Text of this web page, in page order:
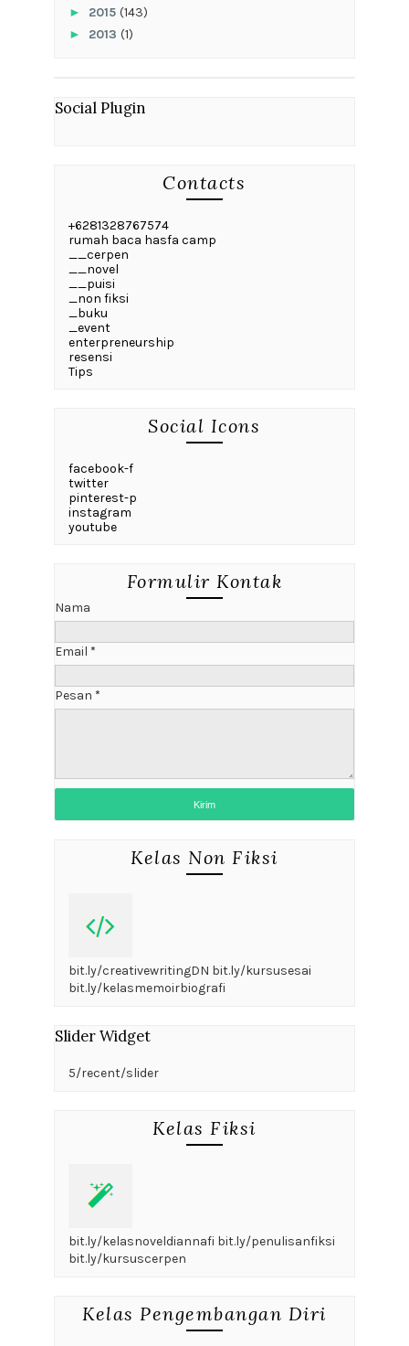
► 2015 (143)
► 2013 (1)
Social Plugin
Contacts
+6281328767574
rumah baca hasfa camp
__cerpen
__novel
__puisi
_non fiksi
_buku
_event
enterpreneurship
resensi
Tips
Social Icons
facebook-f
twitter
pinterest-p
instagram
youtube
Formulir Kontak
Nama
Email *
Pesan *
Kelas Non Fiksi
bit.ly/creativewritingDN bit.ly/kursusesai
bit.ly/kelasmemoirbiografi
Slider Widget
5/recent/slider
Kelas Fiksi
bit.ly/kelasnoveldiannafi bit.ly/penulisanfiksi
bit.ly/kursuscerpen
Kelas Pengembangan Diri